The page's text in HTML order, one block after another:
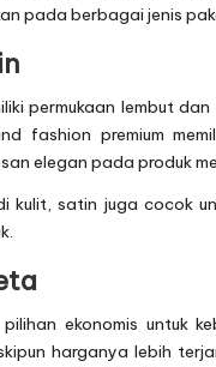
pada berbagai jenis
permukaan lembut dan
fashion premium
elegan pada produk
kulit, satin juga cocok
ekonomis untuk
harganya lebih